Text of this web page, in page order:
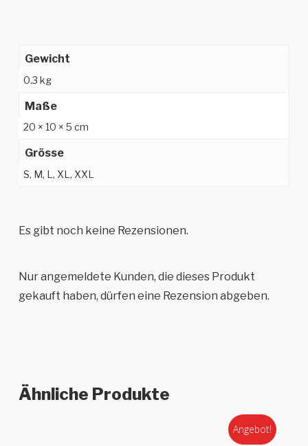
Gewicht
0.3 kg
Maße
20 × 10 × 5 cm
Grösse
S, M, L, XL, XXL
Es gibt noch keine Rezensionen.
Nur angemeldete Kunden, die dieses Produkt
gekauft haben, dürfen eine Rezension abgeben.
Ähnliche Produkte
Angebot!